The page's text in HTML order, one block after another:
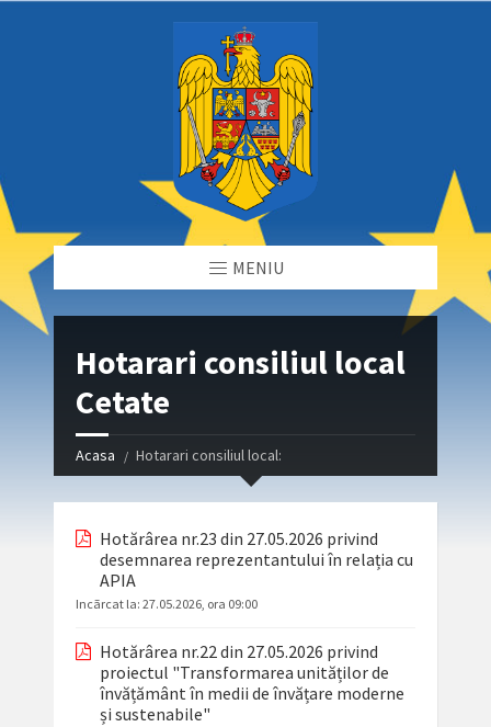
MENIU
Hotarari consiliul local
Cetate
Acasa Hotarari consiliul local:
Hotărârea nr.23 din 27.05.2026 privind
desemnarea reprezentantului în relația cu
APIA
Incãrcat la: 27.05.2026, ora 09:00
Hotărârea nr.22 din 27.05.2026 privind
proiectul "Transformarea unităților de
învățământ în medii de învățare moderne
și sustenabile"